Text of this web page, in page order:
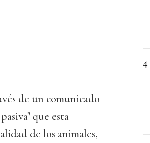
de un comunicado
que esta
de los animales,